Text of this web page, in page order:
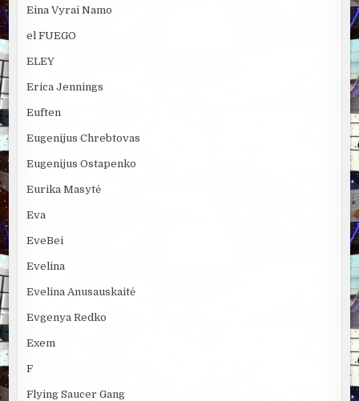
Eina Vyrai Namo
el FUEGO
ELEY
Erica Jennings
Euften
Eugenijus Chrebtovas
Eugenijus Ostapenko
Eurika Masytė
Eva
EveBei
Evelina
Evelina Anusauskaitė
Evgenya Redko
Exem
F
Flying Saucer Gang